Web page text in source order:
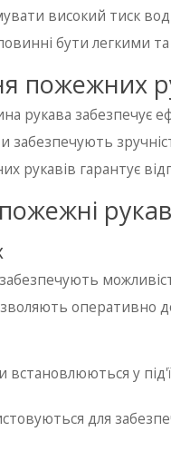
високий тиск
бути легкими
пожежних
рукава забезпечує
забезпечують
рукавів гарантує
оперативно
встановлюються у
для